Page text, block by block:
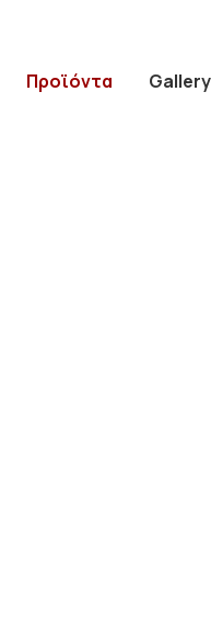
Προϊόντα Gallery